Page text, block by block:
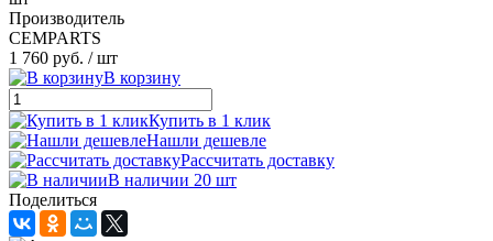
Производитель
CEMPARTS
1 760 руб. / шт
В корзину
Купить в 1 клик
Нашли дешевле
Рассчитать доставку
В наличии 20 шт
Поделиться